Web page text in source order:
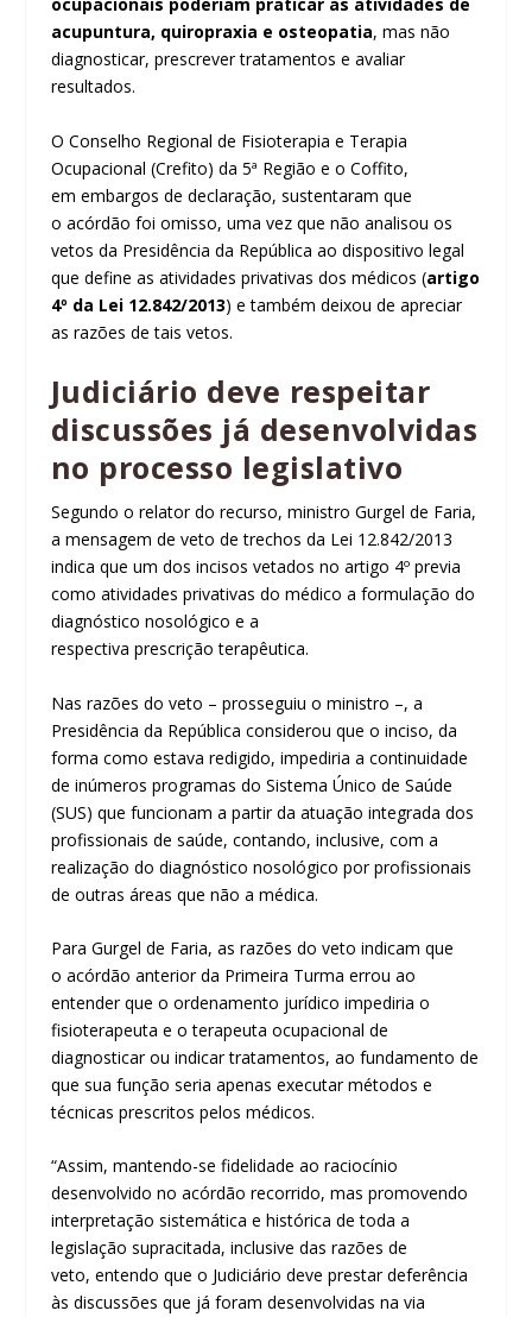
ocupacionais poderiam praticar as atividades de
acupuntura, quiropraxia e osteopatia, mas não
diagnosticar, prescrever tratamentos e avaliar
resultados.
O Conselho Regional de Fisioterapia e Terapia
Ocupacional (Crefito) da 5ª Região e o Coffito,
em embargos de declaração, sustentaram que
o acórdão foi omisso, uma vez que não analisou os
vetos da Presidência da República ao dispositivo legal
que define as atividades privativas dos médicos (artigo
4º da Lei 12.842/2013) e também deixou de apreciar
as razões de tais vetos.
Judiciário deve respeitar
discussões já desenvolvidas
no processo legislativo
Segundo o relator do recurso, ministro Gurgel de Faria,
a mensagem de veto de trechos da Lei 12.842/2013
indica que um dos incisos vetados no artigo 4º previa
como atividades privativas do médico a formulação do
diagnóstico nosológico e a
respectiva prescrição terapêutica.
Nas razões do veto – prosseguiu o ministro –, a
Presidência da República considerou que o inciso, da
forma como estava redigido, impediria a continuidade
de inúmeros programas do Sistema Único de Saúde
(SUS) que funcionam a partir da atuação integrada dos
profissionais de saúde, contando, inclusive, com a
realização do diagnóstico nosológico por profissionais
de outras áreas que não a médica.
Para Gurgel de Faria, as razões do veto indicam que
o acórdão anterior da Primeira Turma errou ao
entender que o ordenamento jurídico impediria o
fisioterapeuta e o terapeuta ocupacional de
diagnosticar ou indicar tratamentos, ao fundamento de
que sua função seria apenas executar métodos e
técnicas prescritos pelos médicos.
“Assim, mantendo-se fidelidade ao raciocínio
desenvolvido no acórdão recorrido, mas promovendo
interpretação sistemática e histórica de toda a
legislação supracitada, inclusive das razões de
veto, entendo que o Judiciário deve prestar deferência
às discussões que já foram desenvolvidas na via